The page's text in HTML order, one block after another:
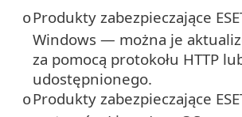
oProdukty zabezpieczające
Windows — można je
za pomocą protokołu HTTP
udostępnionego.
oProdukty zabezpieczające